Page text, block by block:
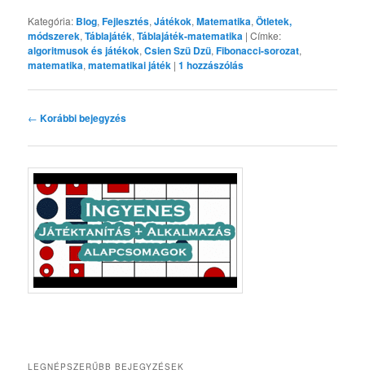
Kategória: Blog,Fejlesztés,Játékok,Matematika,Ötletek,
módszerek,Táblajáték,Táblajáték-matematika |Címke:
algoritmusok és játékok,Csien Szü Dzü,Fibonacci-sorozat,
matematika,matematikai játék |1 hozzászólás
Bejegyzés
← Korábbi bejegyzés
LEGNÉPSZERŰBB BEJEGYZÉSEK